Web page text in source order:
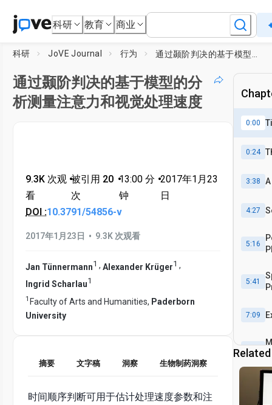
科研 教育 商业
科研 JoVE Journal 行为
通过颞阶判决的基于模型的分
析测量注意力和视觉处理速度
9.3K 次观
看
•被引用 20
次
•13:00 分
钟
•2017年1月23
日
DOI :10.3791/54856-v
2017年1月23日 • 9.3K 次观看
Jan Tünnermann1 , Alexander Krüger1 ,
Ingrid Scharlau1
1 Faculty of Arts and Humanities, Paderborn
University
摘要 文字稿 洞察 生物制药洞察
时间顺序判断可用于估计处理速度参数和注
0:00
0:24
3:38
4:27
5:16
5:41
7:09
8:19